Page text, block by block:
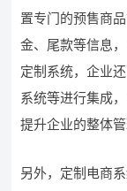
置专门的预售商
金、尾款等信息
定制系统，企业
系统等进行集成
提升企业的整体管
另外，定制电商